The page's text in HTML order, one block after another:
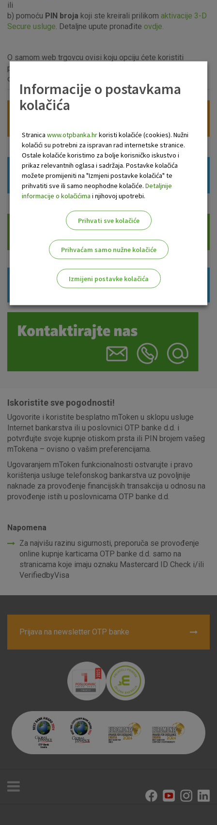
ili
b) pomoću PIN broja koji ste kreirali prilikom aktivacije 3-D
Secure usluge. Detaljne upute pronađite ovdje.
O samom web trgovcu ovisi koju opciju ćete koristiti
prilikom online kupnje, no svaka od navedenih opcija
omogućava vam najvišu razinu sigurnosti.
Prijava u 3-D Secure uslugu
Često postavljena pitanja
Korisne informacije
Iskoristite sve pogodnosti!
Ugovorite i koristite besplatno mToken u sklopu usluge
Internet bankarstva ili u poslovnici OTP banke d.d. i
potvrđujte svoje kupnje otiskom prsta ili PIN brojem vašeg
mTokena – ovisno o vašim preferencijama.
Ugovaranjem mToken funkcionalnosti ostvarujte i pravo
korištenja usluge telefonskog bankarstva uz povoljnije
naknade za provođenje financijskih transakcija u odnosu na
provođenje istih u poslovnicama OTP banke d.d.
Napomena
Za najvišu razinu sigurnosti, preporuča se provođenje
online kupnje karticama OTP banke d.d. samo na
stranicama koje imaju oznaku Mastercard ID Check i/ili
VerifiedbyVisa
Prijava na newsletter OTP banke
Informacije o postavkama
kolačića
Stranica www.otpbanka.hrkoristi kolačiće (cookies). Nužni
kolačići su potrebni za ispravan rad internetske stranice.
Ostale kolačiće koristimo za bolje korisničko iskustvo i
prikaz relevantnih oglasa i sadržaja. Postavke kolačića
možete promijeniti na "Izmjeni postavke kolačića" te
prihvatiti sve ili samo neophodne kolačiće. Detaljnije
informacije o kolačićima i njihovoj upotrebi.
Prihvati sve kolačiće
Prihvaćam samo nužne kolačiće
Izmijeni postavke kolačića
Prihvaćam upotrebu navedenih kolačića
Nužni (tehnički) kolačići - uvijek aktivni
Ovi kolačići nužni su za funkcioniranje internetske stranice i
ne mogu se isključiti u našim sustavima. Uobičajeno se
postavljaju kao odgovor na vaše radnje koje uključuju zahtjev
za uslugama, kao što su postavke kolačića. Svoj preglednik
kolačići ne pohranjuju nikakve informacije koje bi vas mogle
identificirati.
Detaljnije informacije o kolačićima